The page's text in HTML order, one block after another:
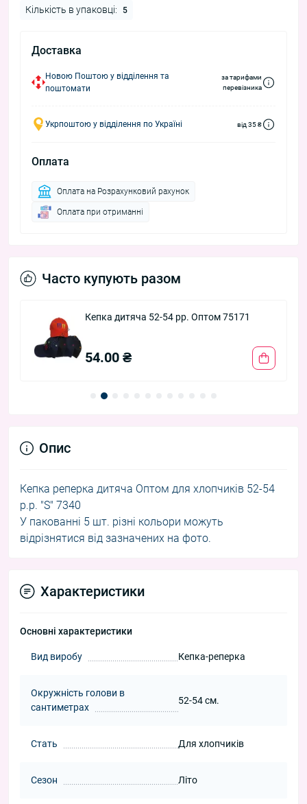
Кількість в упаковці: 5
Доставка
Новою Поштою у відділення та
поштомати
за тарифами
перевізника
Укрпоштою у відділення по Україні від 35 ₴
Оплата
Оплата на Розрахунковий рахунок
Оплата при отриманні
Часто купують разом
Кепка дитяча 52-54 рр. Оптом 75171
54.00 ₴
Опис
Кепка реперка дитяча Оптом для хлопчиків 52-54
р.р. "S" 7340
У пакованні 5 шт. різні кольори можуть
відрізнятися від зазначених на фото.
Характеристики
Основні характеристики
Вид виробу Кепка-реперка
Окружність голови в
сантиметрах
52-54 см.
Стать Для хлопчиків
Сезон Літо